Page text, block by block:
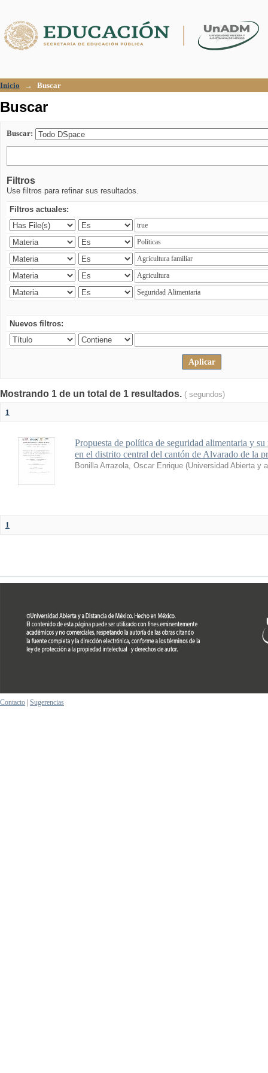
Inicio → Buscar
Buscar
Buscar:
Filtros
Use filtros para refinar sus resultados.
Filtros actuales:
Nuevos filtros:
Mostrando 1 de un total de 1 resultados. ( segundos)
1
Propuesta de política de seguridad alimentaria y
en el distrito central del cantón de Alvarado de la
Bonilla Arrazola, Oscar Enrique (Universidad Abierta y
1
Contacto Sugerencias